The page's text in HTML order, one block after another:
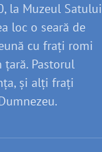
la Muzeul Satului
loc o seară de
cu frați romi
Pastorul
și alți frați